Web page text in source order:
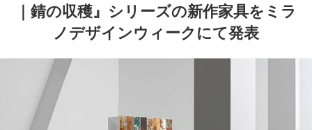
COLUMN
コラム
｜錆の収穫』シリーズの新作家具をミラ
ノデザインウィークにて発表